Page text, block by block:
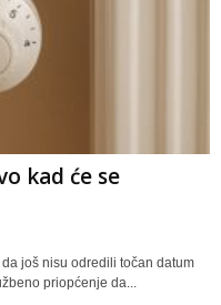
kad će se
još nisu odredili točan datum
priopćenje da...